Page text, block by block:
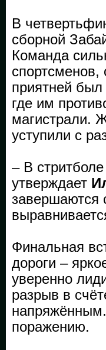
В
сборной
Команда
приятней
где им
магистрали.
уступили с
– В
утверждает
завершаются
Финальная
дороги –
уверенно
разрыв в
напряжённым.
поражению.